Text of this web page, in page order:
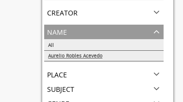
creator
name
All
Aurelio Robles Acevedo
place
subject